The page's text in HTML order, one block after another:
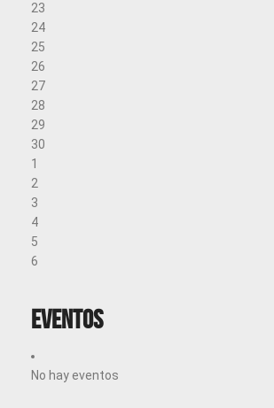
23
24
25
26
27
28
29
30
1
2
3
4
5
6
Eventos
No hay eventos